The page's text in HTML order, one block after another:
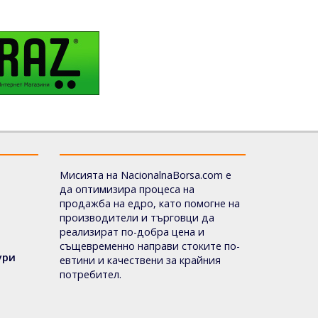
Мисията на NacionalnaBorsa.com е
да оптимизира процеса на
продажба на едро, като помогне на
производители и търговци да
реализират по-добра цена и
същевременно направи стоките по-
евтини и качествени за крайния
потребител.